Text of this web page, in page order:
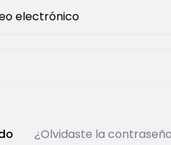
¿Olvidaste la